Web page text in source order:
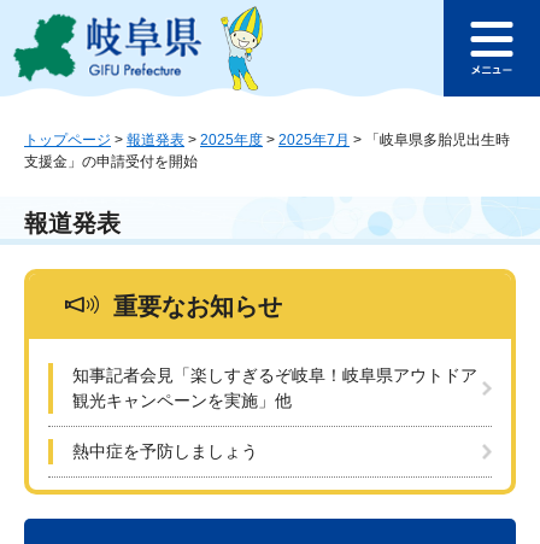
ジ
ュ
本
このページの本文へ
ュ
トップページ > 報道発表 > 2025年度 > 2025年7月 >
「岐阜県多胎児出生時
支援金」の申請受付を開始
報道発表
重要なお知らせ
知事記者会見「楽しすぎるぞ岐阜！岐阜県アウトドア
観光キャンペーンを実施」他
熱中症を予防しましょう